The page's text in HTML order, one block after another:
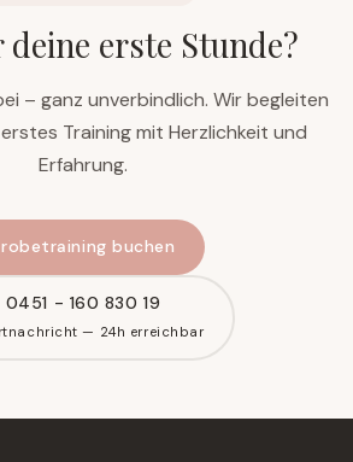
erste Stunde?
– ganz unverbindlich. Wir begleiten
Training mit Herzlichkeit und
Erfahrung.
buchen
0451 - 160 830 19
— 24h erreichbar